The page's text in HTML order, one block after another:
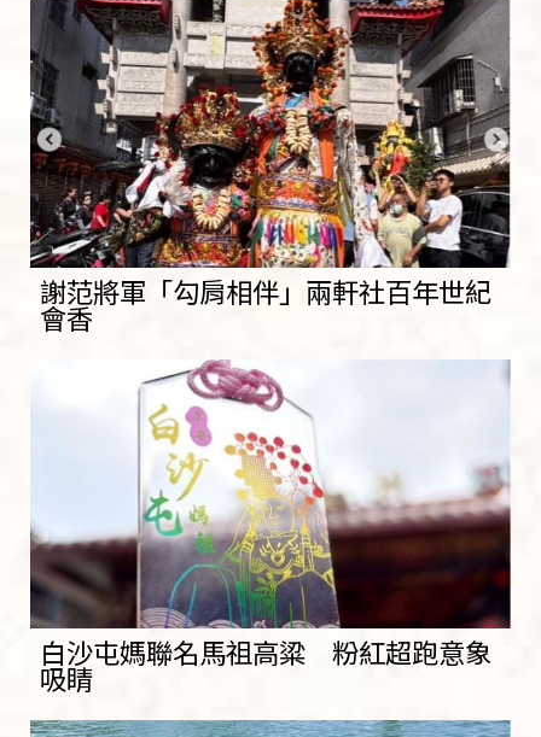
謝范將軍「勾肩相伴」兩軒社百年世紀
會香
白沙屯媽聯名馬祖高粱 粉紅超跑意象
吸睛